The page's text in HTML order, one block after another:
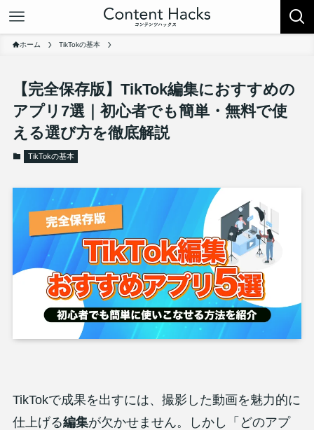
ホーム TikTokの基本
【完全保存版】TikTok編集におすすめの
アプリ7選｜初心者でも簡単・無料で使
える選び方を徹底解説
TikTokの基本
TikTokで成果を出すには、撮影した動画を魅力的に
仕上げる編集が欠かせません。しかし「どのアプ